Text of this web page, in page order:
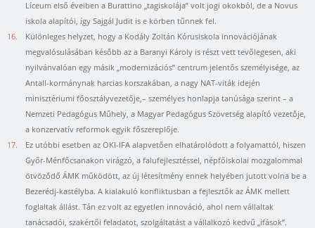
Líceum első éveiben a Burattino „tagiskolája” volt jogi okokból, de a Novus
iskola alapítói, így Sajgál Judit is e körben tűnnek fel.
16.
Különleges helyzet, hogy a Kodály Zoltán Kórusiskola innovációjának
megvalósulásában később az a Baranyi Károly is részt vett tevőlegesen, aki
nyilvánvalóan egy másik „modernizációs” centrum jelentős személyisége, az
Antall-kormánynak harcias korszakában, a nagy NAT-viták idején
minisztériumi főosztályvezetője,– személyes honlapja tanúsága szerint – a
Nemzeti Pedagógus Műhely, a Magyar Pedagógus Szövetség alapító vezetője,
a konzervatív reformok egyik főszereplője.
17.
Ez utóbbi esetben az OKI-IFA alapvetően elhatárolódott a folyamattól, hiszen
Győr-Ménfőcsanakon virágzó, a falufejlesztéssel, népfőiskolai mozgalommal
ötvöződő ÁMK működött, az új létesítmény ennek helyében jutott volna be a
Bezerédj-kastélyba. A kialakuló konfliktusban a fejlesztők az ÁMK mellett
foglaltak állást. Tán ez volt az egyetlen innováció, ahol nem vállaltak
tanácsadói, szakértői feladatot, szolgáltatást a vállalkozó kedvű „ifások”.